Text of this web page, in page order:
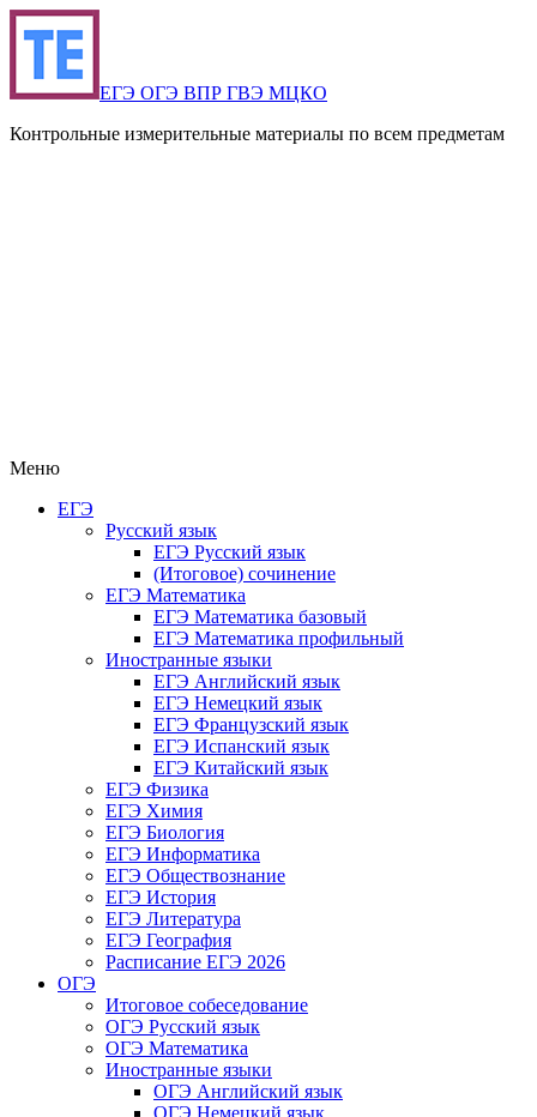
ЕГЭ ОГЭ ВПР ГВЭ МЦКО
Контрольные измерительные материалы по всем предметам
Меню
ЕГЭ
Русский язык
ЕГЭ Русский язык
(Итоговое) сочинение
ЕГЭ Математика
ЕГЭ Математика базовый
ЕГЭ Математика профильный
Иностранные языки
ЕГЭ Английский язык
ЕГЭ Немецкий язык
ЕГЭ Французский язык
ЕГЭ Испанский язык
ЕГЭ Китайский язык
ЕГЭ Физика
ЕГЭ Химия
ЕГЭ Биология
ЕГЭ Информатика
ЕГЭ Обществознание
ЕГЭ История
ЕГЭ Литература
ЕГЭ География
Расписание ЕГЭ 2026
ОГЭ
Итоговое собеседование
ОГЭ Русский язык
ОГЭ Математика
Иностранные языки
ОГЭ Английский язык
ОГЭ Немецкий язык